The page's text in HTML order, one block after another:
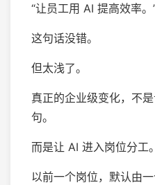
“让员工用 AI 提高效率。
这句话没错。
但太浅了。
真正的企业级变化，不
句。
而是让 AI 进入岗位分工。
以前一个岗位，默认由一